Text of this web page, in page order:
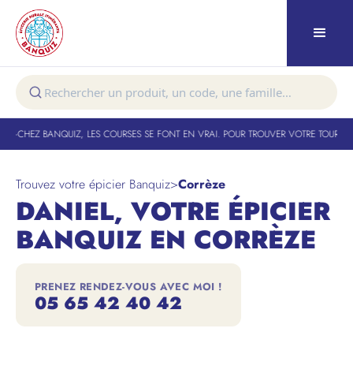
CHEZ BANQUIZ, LES COURSES SE FONT EN VRAI. POUR TROUVER VOTRE TOURNÉE :
Trouvez votre épicier Banquiz>Corrèze
DANIEL, VOTRE ÉPICIER
BANQUIZ EN CORRÈZE
PRENEZ RENDEZ-VOUS AVEC MOI !
05 65 42 40 42